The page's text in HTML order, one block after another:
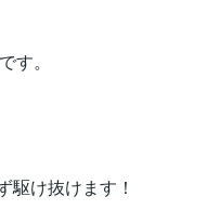
す。
駆け抜けます！